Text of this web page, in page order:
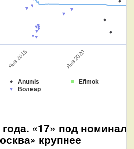
Anumis
Efimok
Волмар
Янв 2015 Янв 2020
года. «17» под
крупнее